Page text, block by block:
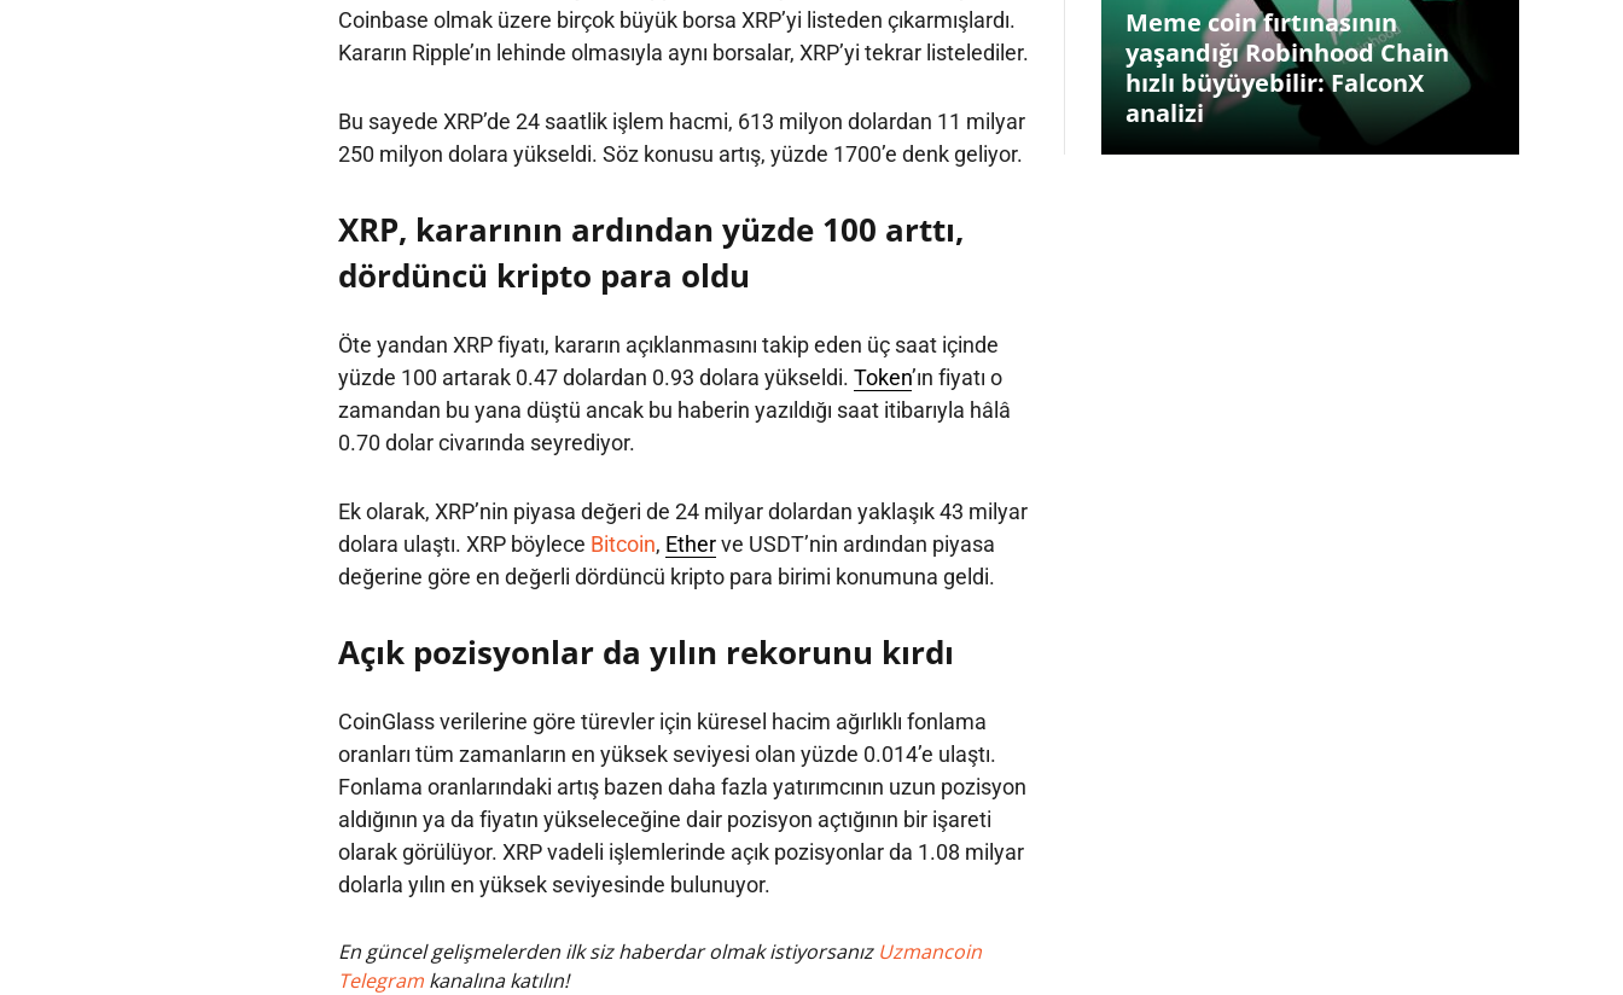
Coinbase olmak üzere birçok büyük borsa XRP’yi listeden çıkarmışlardı.
Kararın Ripple’ın lehinde olmasıyla aynı borsalar, XRP’yi tekrar listelediler.
Bu sayede XRP’de 24 saatlik işlem hacmi, 613 milyon dolardan 11 milyar
250 milyon dolara yükseldi. Söz konusu artış, yüzde 1700’e denk geliyor.
XRP, kararının ardından yüzde 100 arttı,
dördüncü kripto para oldu
Öte yandan XRP fiyatı, kararın açıklanmasını takip eden üç saat içinde
yüzde 100 artarak 0.47 dolardan 0.93 dolara yükseldi. Token’ın fiyatı o
zamandan bu yana düştü ancak bu haberin yazıldığı saat itibarıyla hâlâ
0.70 dolar civarında seyrediyor.
Ek olarak, XRP’nin piyasa değeri de 24 milyar dolardan yaklaşık 43 milyar
dolara ulaştı. XRP böylece Bitcoin, Etherve USDT’nin ardından piyasa
değerine göre en değerli dördüncü kripto para birimi konumuna geldi.
Açık pozisyonlar da yılın rekorunu kırdı
CoinGlass verilerine göre türevler için küresel hacim ağırlıklı fonlama
oranları tüm zamanların en yüksek seviyesi olan yüzde 0.014’e ulaştı.
Fonlama oranlarındaki artış bazen daha fazla yatırımcının uzun pozisyon
aldığının ya da fiyatın yükseleceğine dair pozisyon açtığının bir işareti
olarak görülüyor. XRP vadeli işlemlerinde açık pozisyonlar da 1.08 milyar
dolarla yılın en yüksek seviyesinde bulunuyor.
En güncel gelişmelerden ilk siz haberdar olmak istiyorsanız Uzmancoin
Telegram kanalına katılın!
Meme coin fırtınasının
yaşandığı Robinhood Chain
hızlı büyüyebilir: FalconX
analizi